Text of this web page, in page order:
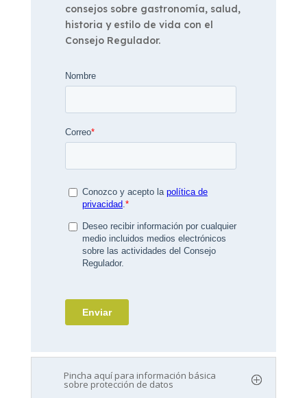
consejos sobre gastronomía, salud,
historia y estilo de vida con el
Consejo Regulador.
Pincha aquí para información básica
sobre protección de datos